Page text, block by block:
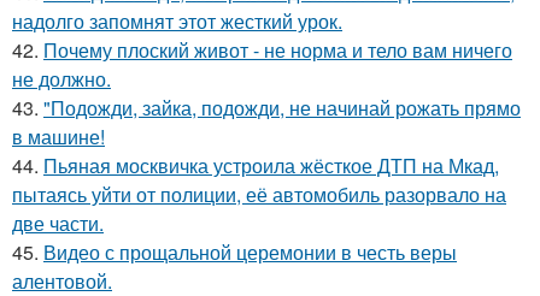
надолго запомнят этот жесткий урок.
42. Почему плоский живот - не норма и тело вам ничего
не должно.
43. "Подожди, зайка, подожди, не начинай рожать прямо
в машине!
44. Пьяная москвичка устроила жёсткое ДТП на Мкад,
пытаясь уйти от полиции, её автомобиль разорвало на
две части.
45. Видео с прощальной церемонии в честь веры
алентовой.